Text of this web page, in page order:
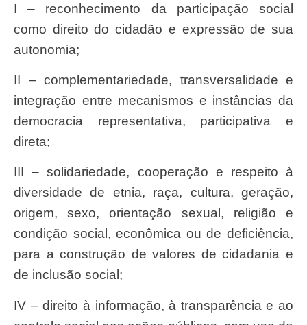
I – reconhecimento da participação social
como direito do cidadão e expressão de sua
autonomia;
II – complementariedade, transversalidade e
integração entre mecanismos e instâncias da
democracia representativa, participativa e
direta;
III – solidariedade, cooperação e respeito à
diversidade de etnia, raça, cultura, geração,
origem, sexo, orientação sexual, religião e
condição social, econômica ou de deficiência,
para a construção de valores de cidadania e
de inclusão social;
IV – direito à informação, à transparência e ao